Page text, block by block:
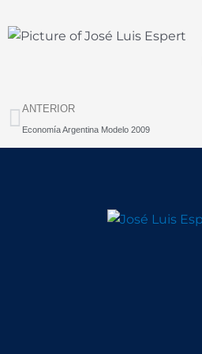
Prev
ANTERIOR
Economía Argentina Modelo 2009